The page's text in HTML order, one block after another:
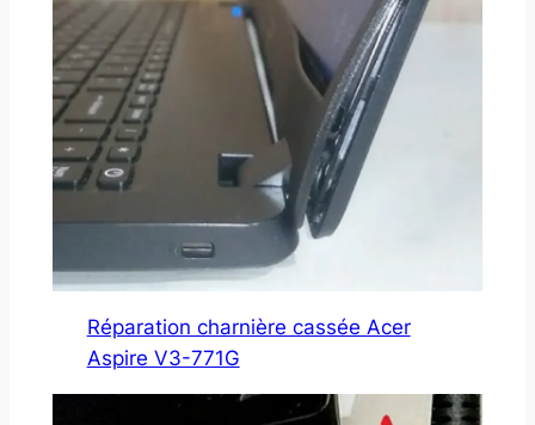
Réparation charnière cassée Acer
Aspire V3-771G